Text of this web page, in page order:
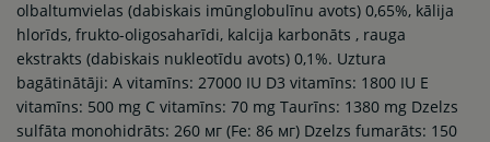
olbaltumvielas (dabiskais imūnglobulīnu avots) 0,65%, kālija
hlorīds, frukto-oligosaharīdi, kalcija karbonāts , rauga
ekstrakts (dabiskais nukleotīdu avots) 0,1%. Uztura
bagātinātāji: A vitamīns: 27000 IU D3 vitamīns: 1800 IU E
vitamīns: 500 mg C vitamīns: 70 mg Taurīns: 1380 mg Dzelzs
sulfāta monohidrāts: 260 мг (Fe: 86 мг) Dzelzs fumarāts: 150